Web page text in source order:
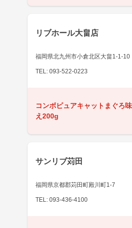
リブホール大畠店
福岡県北九州市小倉北区大畠1-1-10
TEL: 093-522-0223
コンボピュアキャットまぐろ
え200g
サンリブ苅田
福岡県京都郡苅田町殿川町1-7
TEL: 093-436-4100